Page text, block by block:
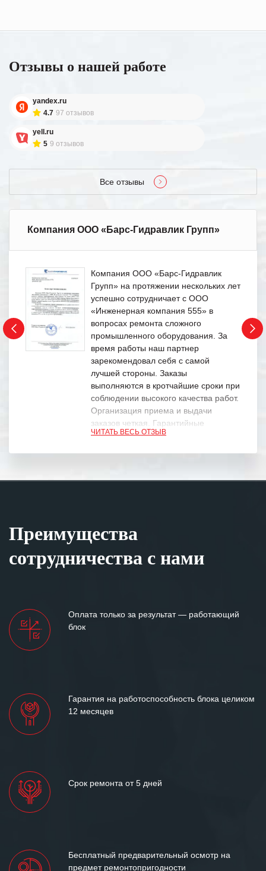
Отзывы о нашей работе
yandex.ru
4.7 97 отзывов
yell.ru
5 9 отзывов
Все отзывы
Компания ООО «Барс-Гидравлик Групп»
Компания ООО «Барс-Гидравлик
Групп» на протяжении нескольких лет
успешно сотрудничает с ООО
«Инженерная компания 555» в
вопросах ремонта сложного
промышленного оборудования. За
время работы наш партнер
зарекомендовал себя с самой
лучшей стороны. Заказы
выполняются в кротчайшие сроки при
соблюдении высокого качества работ.
Организация приема и выдачи
заказов четкая. Гарантийные
обязательства выполняются в
Особенно хочется отметить высокую
клиентоориентированность
персонала Вашей компании,
между нашими компаниями открытые
ЧИТАТЬ ВЕСЬ ОТЗЫВ
Преимущества
сотрудничества с нами
Оплата только за результат — работающий
блок
Гарантия на работоспособность блока целиком
12 месяцев
Срок ремонта от 5 дней
Бесплатный предварительный осмотр на
предмет ремонтопригодности